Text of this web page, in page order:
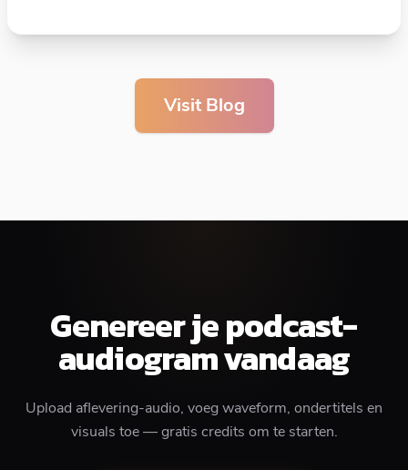
Visit Blog
Genereer je podcast-
audiogram vandaag
Upload aflevering-audio, voeg waveform, ondertitels en
visuals toe — gratis credits om te starten.